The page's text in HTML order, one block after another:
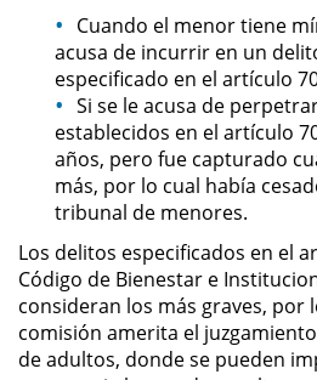
Orden de
Permanente
Órdenes de
Orden de
Porno
Publicar
Internet
Sustracción
Cuando el menor tiene
acusa de incurrir en un
especificado en el artículo
Si se le acusa de
establecidos en el artículo
años, pero fue capturado
más, por lo cual había
tribunal de menores.
Los delitos especificados en el
Código de Bienestar e
consideran los más graves, por
comisión amerita el
de adultos, donde se pueden